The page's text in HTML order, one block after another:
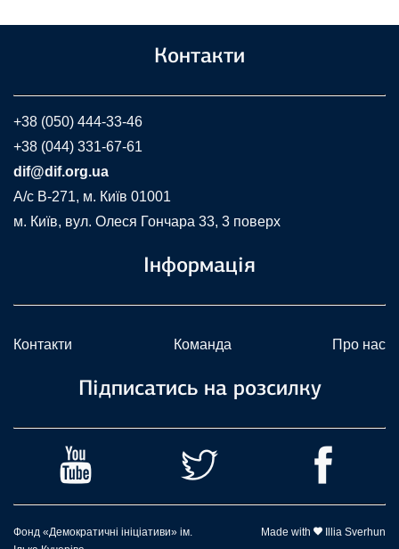
Контакти
+38 (050) 444-33-46
+38 (044) 331-67-61
dif@dif.org.ua
A/c В-271, м. Київ 01001
м. Київ, вул. Олеся Гончара 33, 3 поверх
Інформація
Контакти Команда Про нас
Підписатись на розсилку
Фонд «Демократичні ініціативи» ім.
Made with Illia Sverhun